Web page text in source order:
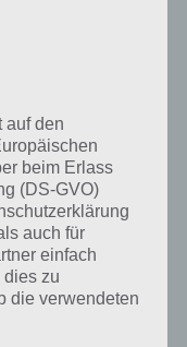
direkt in die App
und
Markt die gleichen
kann so bei
werden.
auf den
beim Erlass
(DS-GVO)
auch für
einfach
dies zu
die verwendeten